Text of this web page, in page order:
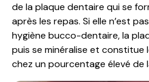
de la plaque dentaire qui se
après les repas. Si elle n’est
hygiène bucco-dentaire, la
puis se minéralise et constitue
chez un pourcentage élevé de